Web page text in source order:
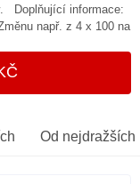
Doplňující informace:
např. z 4 x 100 na
Od nejdražších